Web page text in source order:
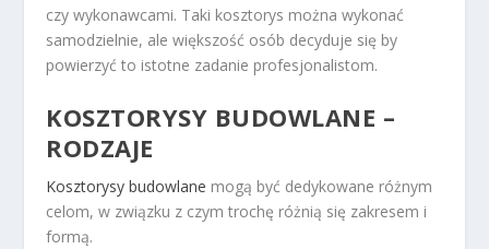
czy wykonawcami. Taki kosztorys można wykonać
samodzielnie, ale większość osób decyduje się by
powierzyć to istotne zadanie profesjonalistom.
KOSZTORYSY BUDOWLANE –
RODZAJE
Kosztorysy budowlane mogą być dedykowane różnym
celom, w związku z czym trochę różnią się zakresem i
formą.